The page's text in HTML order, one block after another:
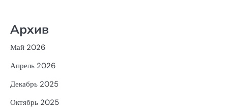
Архив
Май 2026
Апрель 2026
Декабрь 2025
Октябрь 2025